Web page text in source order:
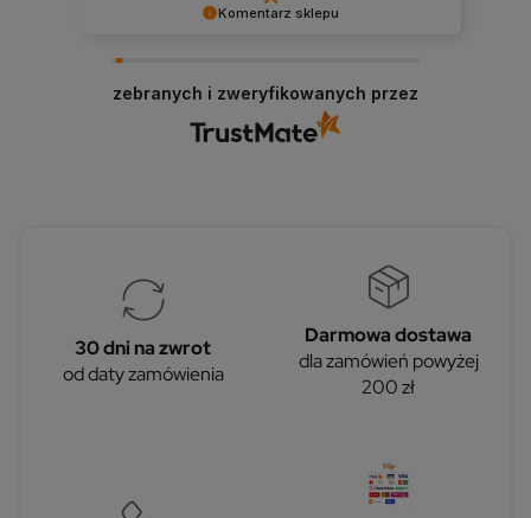
Komentarz sklepu
zebranych i zweryfikowanych przez
30 dni na zwrot
od daty zamówienia
Darmowa dostawa
dla zamówień powyżej
200 zł